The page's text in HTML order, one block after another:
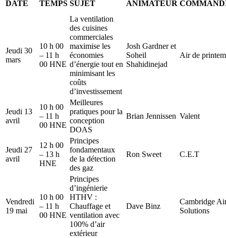
DATE TEMPS SUJET ANIMATEUR
Jeudi 30
mars
10 h 00
– 11 h
00 HNE
La ventilation
des cuisines
commerciales
maximise les
économies
d’énergie tout en
minimisant les
coûts
d’investissement
Josh Gardner et
Soheil
Shahidinejad
Air de
Jeudi 13
avril
10 h 00
– 11 h
00 HNE
Meilleures
pratiques pour la
conception
DOAS
Brian Jennissen Valent
Jeudi 27
avril
12 h 00
– 13 h
HNE
Principes
fondamentaux
de la détection
des gaz
Ron Sweet C.E.T
Vendredi
19 mai
10 h 00
– 11 h
00 HNE
Principes
d’ingénierie
HTHV :
Chauffage et
ventilation avec
100% d’air
extérieur
Dave Binz
Cambridge
Solutions